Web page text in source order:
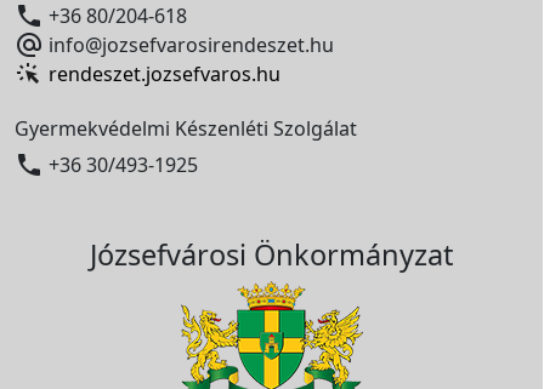
 +36 80/204-618
 info@jozsefvarosirendeszet.hu
rendeszet.jozsefvaros.hu
Gyermekvédelmi Készenléti Szolgálat
 +36 30/493-1925
Józsefvárosi Önkormányzat